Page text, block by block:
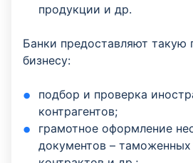
продукции и др.
Банки предоставляют
бизнесу:
подбор и проверка
контрагентов;
грамотное оформление
документов –